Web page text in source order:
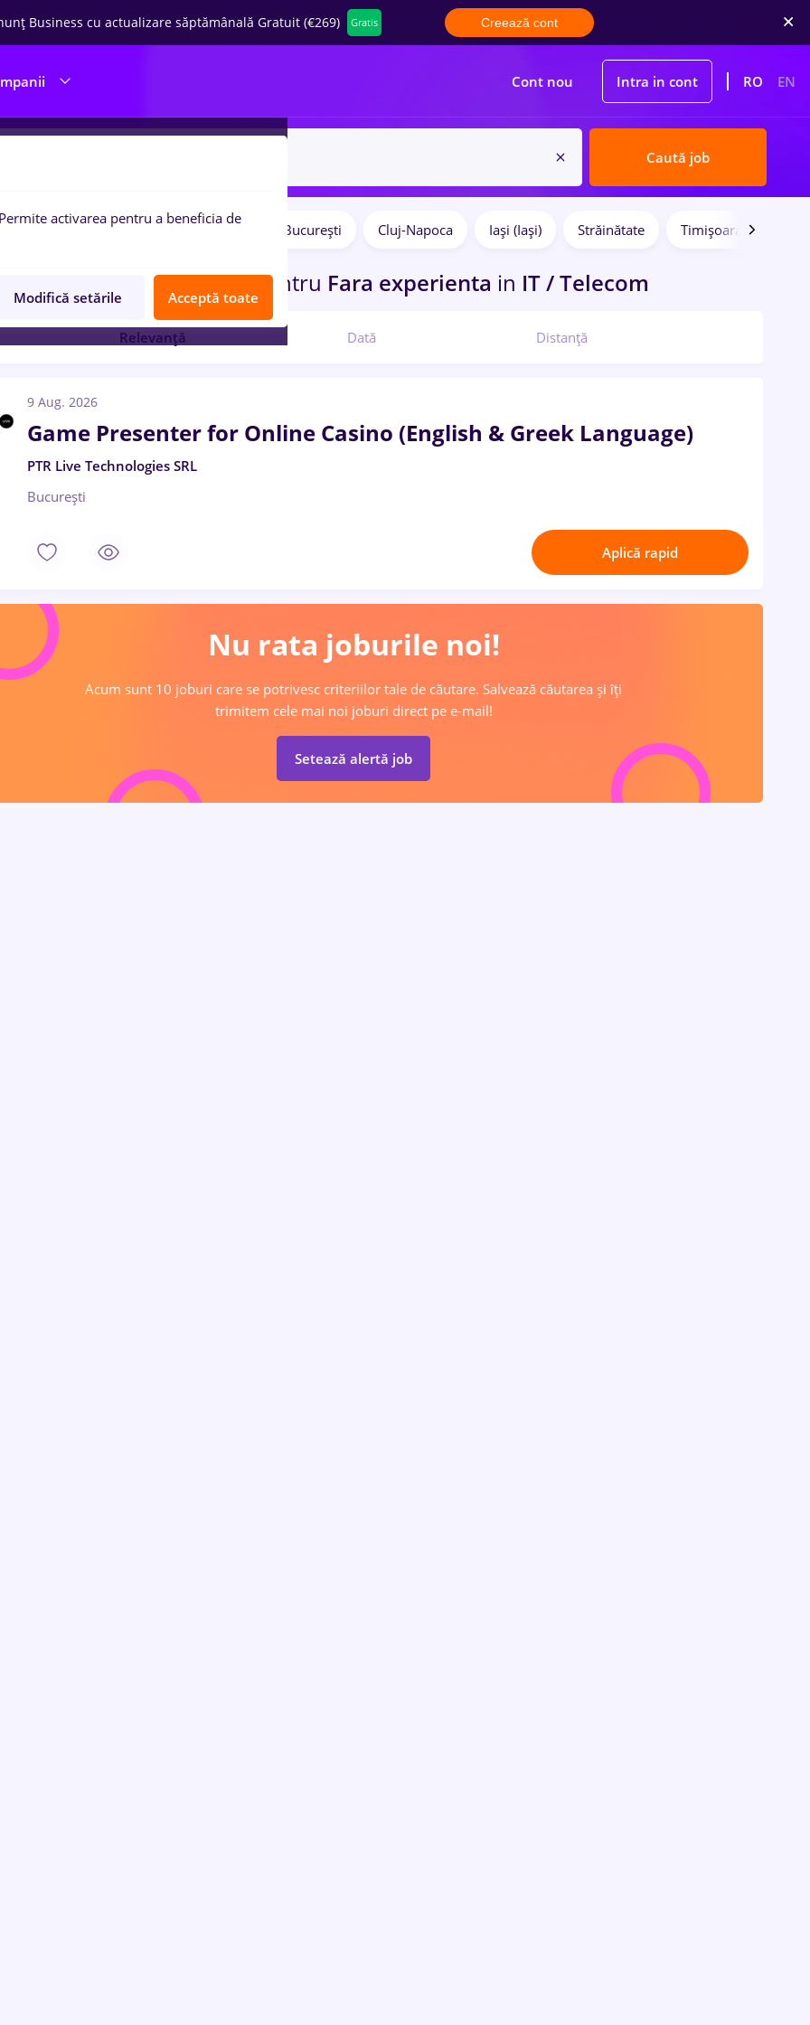
Business cu actualizare săptămânală Gratuit (€269) Gratis Creează cont
Cont nou Intra in cont RO EN
Caută job
București Cluj-Napoca Iași (Iași) Străinătate Timișoara
night shiftpentru Fara experienta in IT / Telecom
Relevanță Dată Distanță
9 Aug. 2026
Game Presenter for Online Casino (English & Greek Language)
PTR Live Technologies SRL
București
Aplică rapid
Nu rata joburile noi!
Acum sunt 10 joburi care se potrivesc criteriilor tale de căutare. Salvează căutarea și îți
trimitem cele mai noi joburi direct pe e-mail!
Setează alertă job
Permite activarea pentru a beneficia de
Modifică setările Acceptă toate